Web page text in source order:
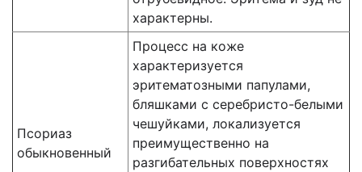
характерны.
Псориаз
обыкновенный
Процесс на коже
характеризуется
эритематозными папулами,
бляшками с серебристо-белыми
чешуйками, локализуется
преимущественно на
разгибательных поверхностях